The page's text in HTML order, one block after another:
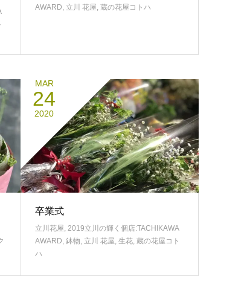
AWARD, 立川 花屋, 蔵の花屋コトハ
MAR
24
2020
卒業式
立川花屋, 2019立川の輝く個店:TACHIKAWA
AWARD, 鉢物, 立川 花屋, 生花, 蔵の花屋コト
ハ